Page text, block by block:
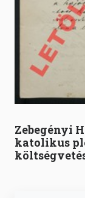
Zebegényi
katolikus